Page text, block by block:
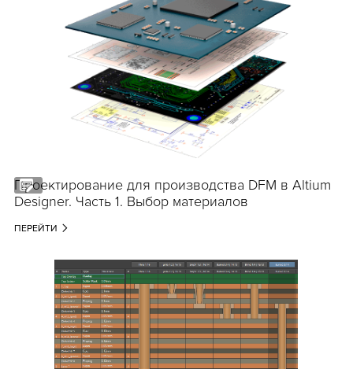
Проектирование для производства DFM в Altium
Designer. Часть 1. Выбор материалов
ПЕРЕЙТИ